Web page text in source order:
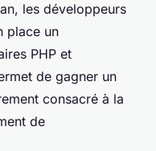
les développeurs
place un
PHP et
de gagner un
consacré à la
de